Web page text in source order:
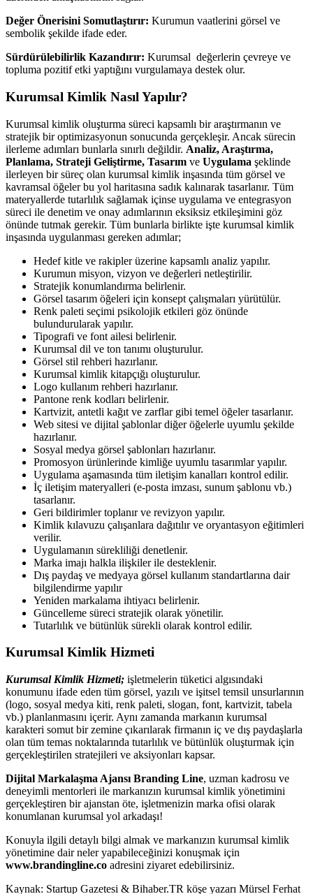
Değer Önerisini Somutlaştırır: Kurumun vaatlerini görsel ve
sembolik şekilde ifade eder.
Sürdürülebilirlik Kazandırır: Kurumsal değerlerin çevreye ve
topluma pozitif etki yaptığını vurgulamaya destek olur.
Kurumsal Kimlik Nasıl Yapılır?
Kurumsal kimlik oluşturma süreci kapsamlı bir araştırmanın ve
stratejik bir optimizasyonun sonucunda gerçekleşir. Ancak sürecin
ilerleme adımları bunlarla sınırlı değildir. Analiz, Araştırma,
Planlama, Strateji Geliştirme, Tasarım ve Uygulama şeklinde
ilerleyen bir süreç olan kurumsal kimlik inşasında tüm görsel ve
kavramsal öğeler bu yol haritasına sadık kalınarak tasarlanır. Tüm
materyallerde tutarlılık sağlamak içinse uygulama ve entegrasyon
süreci ile denetim ve onay adımlarının eksiksiz etkileşimini göz
önünde tutmak gerekir. Tüm bunlarla birlikte işte kurumsal kimlik
inşasında uygulanması gereken adımlar;
Hedef kitle ve rakipler üzerine kapsamlı analiz yapılır.
Kurumun misyon, vizyon ve değerleri netleştirilir.
Stratejik konumlandırma belirlenir.
Görsel tasarım öğeleri için konsept çalışmaları yürütülür.
Renk paleti seçimi psikolojik etkileri göz önünde
bulundurularak yapılır.
Tipografi ve font ailesi belirlenir.
Kurumsal dil ve ton tanımı oluşturulur.
Görsel stil rehberi hazırlanır.
Kurumsal kimlik kitapçığı oluşturulur.
Logo kullanım rehberi hazırlanır.
Pantone renk kodları belirlenir.
Kartvizit, antetli kağıt ve zarflar gibi temel öğeler tasarlanır.
Web sitesi ve dijital şablonlar diğer öğelerle uyumlu şekilde
hazırlanır.
Sosyal medya görsel şablonları hazırlanır.
Promosyon ürünlerinde kimliğe uyumlu tasarımlar yapılır.
Uygulama aşamasında tüm iletişim kanalları kontrol edilir.
İç iletişim materyalleri (e-posta imzası, sunum şablonu vb.)
tasarlanır.
Geri bildirimler toplanır ve revizyon yapılır.
Kimlik kılavuzu çalışanlara dağıtılır ve oryantasyon eğitimleri
verilir.
Uygulamanın sürekliliği denetlenir.
Marka imajı halkla ilişkiler ile desteklenir.
Dış paydaş ve medyaya görsel kullanım standartlarına dair
bilgilendirme yapılır
Yeniden markalama ihtiyacı belirlenir.
Güncelleme süreci stratejik olarak yönetilir.
Tutarlılık ve bütünlük sürekli olarak kontrol edilir.
Kurumsal Kimlik Hizmeti
Kurumsal Kimlik Hizmeti; işletmelerin tüketici algısındaki
konumunu ifade eden tüm görsel, yazılı ve işitsel temsil unsurlarının
(logo, sosyal medya kiti, renk paleti, slogan, font, kartvizit, tabela
vb.) planlanmasını içerir. Aynı zamanda markanın kurumsal
karakteri somut bir zemine çıkarılarak firmanın iç ve dış paydaşlarla
olan tüm temas noktalarında tutarlılık ve bütünlük oluşturmak için
gerçekleştirilen stratejileri ve aksiyonları kapsar.
Dijital Markalaşma Ajansı Branding Line, uzman kadrosu ve
deneyimli mentorleri ile markanızın kurumsal kimlik yönetimini
gerçekleştiren bir ajanstan öte, işletmenizin marka ofisi olarak
konumlanan kurumsal yol arkadaşı!
Konuyla ilgili detaylı bilgi almak ve markanızın kurumsal kimlik
yönetimine dair neler yapabileceğinizi konuşmak için
www.brandingline.co adresini ziyaret edebilirsiniz.
Kaynak: Startup Gazetesi & Bihaber.TR köşe yazarı Mürsel Ferhat